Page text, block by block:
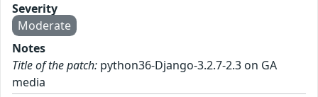
Severity
Moderate
Notes
Title of the patch: python36-Django-3.2.7-2.3 on GA
media